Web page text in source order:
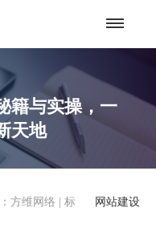
籍与实操，一
天地
网站建设
方维网络
标